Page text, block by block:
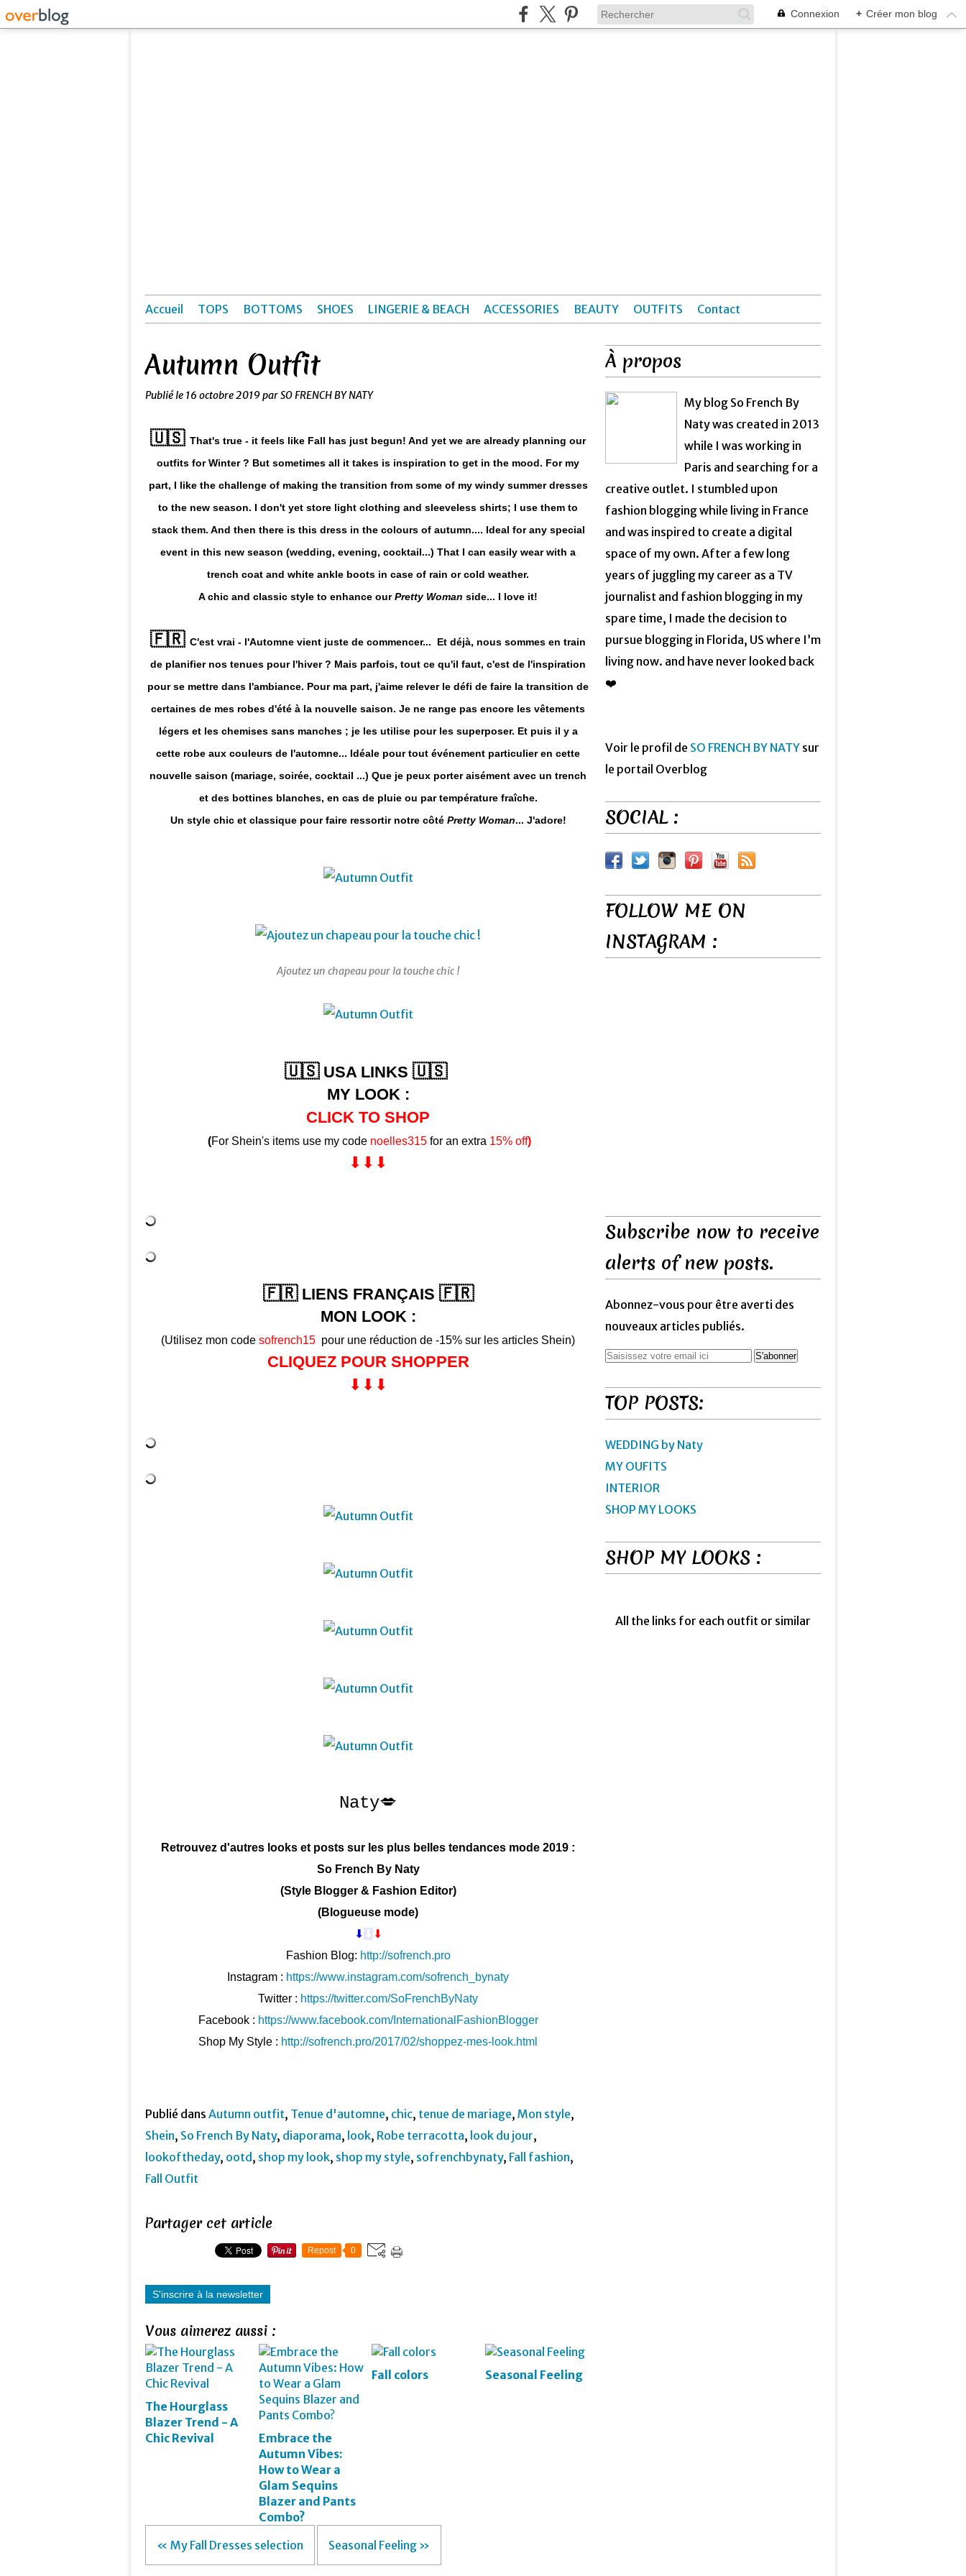
Connexion + Créer mon blog
Accueil TOPS BOTTOMS SHOES LINGERIE & BEACH ACCESSORIES BEAUTY OUTFITS Contact
Autumn Outfit
Publié le 16 octobre 2019par SO FRENCH BY NATY
🇺🇸 That's true - it feels like Fall has just begun! And yet we are already planning our
outfits for Winter ? But sometimes all it takes is inspiration to get in the mood. For my
part, I like the challenge of making the transition from some of my windy summer dresses
to the new season. I don't yet store light clothing and sleeveless shirts; I use them to
stack them. And then there is this dress in the colours of autumn.... Ideal for any special
event in this new season (wedding, evening, cocktail...) That I can easily wear with a
trench coat and white ankle boots in case of rain or cold weather.
A chic and classic style to enhance ourPretty Woman side... I love it!
🇫🇷 C'est vrai - l'Automne vient juste de commencer... Et déjà, nous sommes en train
de planifier nos tenues pour l'hiver ? Mais parfois, tout ce qu'il faut, c'est de l'inspiration
pour se mettre dans l'ambiance. Pour ma part, j'aime relever le défi de faire la transition de
certaines de mes robes d'été à la nouvelle saison. Je ne range pas encore les vêtements
légers et les chemises sans manches ; je les utilise pour les superposer. Et puis il y a
cette robe aux couleurs de l'automne... Idéale pour tout événement particulier en cette
nouvelle saison (mariage, soirée, cocktail ...) Que je peux porter aisément avec un trench
et des bottines blanches, en cas de pluie ou par température fraîche.
​​​​​​​Un style chic et classique pour faire ressortir notre côté Pretty Woman... J'adore!
Ajoutez un chapeau pour la touche chic !
🇺🇸 USA LINKS 🇺🇸
MY LOOK :
CLICK TO SHOP
(For Shein's items use my code noelles315 for an extra 15% off)
⬇︎⬇︎⬇︎
🇫🇷LIENS FRANÇAIS 🇫🇷
MON LOOK :
(Utilisez mon code sofrench15 pour une réduction de -15% sur les articles Shein)
CLIQUEZ POUR SHOPPER
⬇︎⬇︎⬇︎
Naty💋
Retrouvez d'autres looks et posts sur les plus belles tendances mode 2019 :
So French By Naty
(Style Blogger & Fashion Editor)
(Blogueuse mode)
⬇︎
⬇︎
Fashion Blog: http://sofrench.pro
Instagram : https://www.instagram.com/sofrench_bynaty
Twitter : https://twitter.com/SoFrenchByNaty
Facebook : https://www.facebook.com/InternationalFashionBlogger
Shop My Style : http://sofrench.pro/2017/02/shoppez-mes-look.html
Publié dans Autumn outfit, Tenue d'automne, chic, tenue de mariage, Mon style,
Shein, So French By Naty, diaporama, look, Robe terracotta, look du jour,
lookoftheday, ootd , shop my look, shop my style, sofrenchbynaty, Fall fashion,
Fall Outfit
Partager cet article
Repost 0
S'inscrire à la newsletter
Vous aimerez aussi :
The Hourglass
Blazer Trend - A
Chic Revival
Embrace the
Autumn Vibes:
How to Wear a
Glam Sequins
Blazer and Pants
Combo?
Fall colors Seasonal Feeling
« My Fall Dresses selection Seasonal Feeling »
À propos
My blog So French By
Naty was created in 2013
while I was working in
Paris and searching for a
creative outlet. I stumbled upon
fashion blogging while living in France
and was inspired to create a digital
space of my own. After a few long
years of juggling my career as a TV
journalist and fashion blogging in my
spare time, I made the decision to
pursue blogging in Florida, US where I’m
living now. and have never looked back
❤️
Voir le profil de SO FRENCH BY NATY sur
le portail Overblog
SOCIAL :
FOLLOW ME ON
INSTAGRAM :
Subscribe now to receive
alerts of new posts.
Abonnez-vous pour être averti des
nouveaux articles publiés.
TOP POSTS:
WEDDING by Naty
MY OUFITS
INTERIOR
SHOP MY LOOKS
SHOP MY LOOKS :
All the links for each outfit or similar